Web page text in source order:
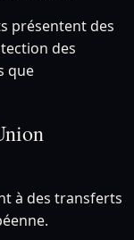
présentent des
des
que
à des transferts